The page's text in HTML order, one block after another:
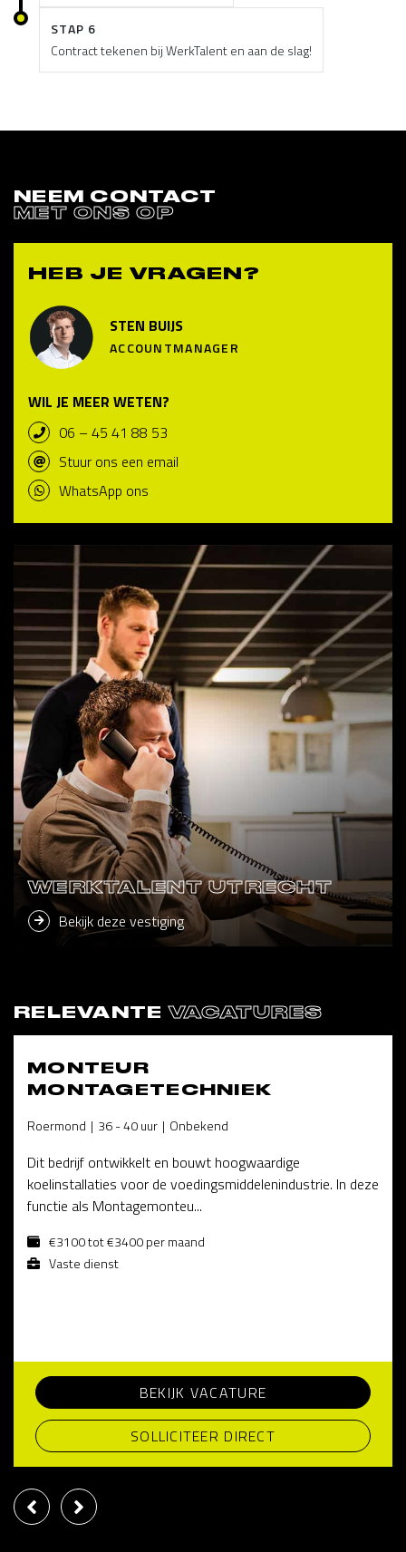
STAP 6
Contract tekenen bij WerkTalent en aan de slag!
NEEM CONTACT
MET ONS OP
HEB JE VRAGEN?
STEN BUIJS
ACCOUNTMANAGER
WIL JE MEER WETEN?
06 – 45 41 88 53
Stuur ons een email
WhatsApp ons
WERKTALENT UTRECHT
Bekijk deze vestiging
RELEVANTEVACATURES
MONTEUR
MONTAGETECHNIEK
Roermond 36 - 40 uur Onbekend
Dit bedrijf ontwikkelt en bouwt hoogwaardige
koelinstallaties voor de voedingsmiddelenindustrie. In deze
functie als Montagemonteu...
€3100 tot €3400 per maand
Vaste dienst
BEKIJK VACATURE
SOLLICITEER DIRECT